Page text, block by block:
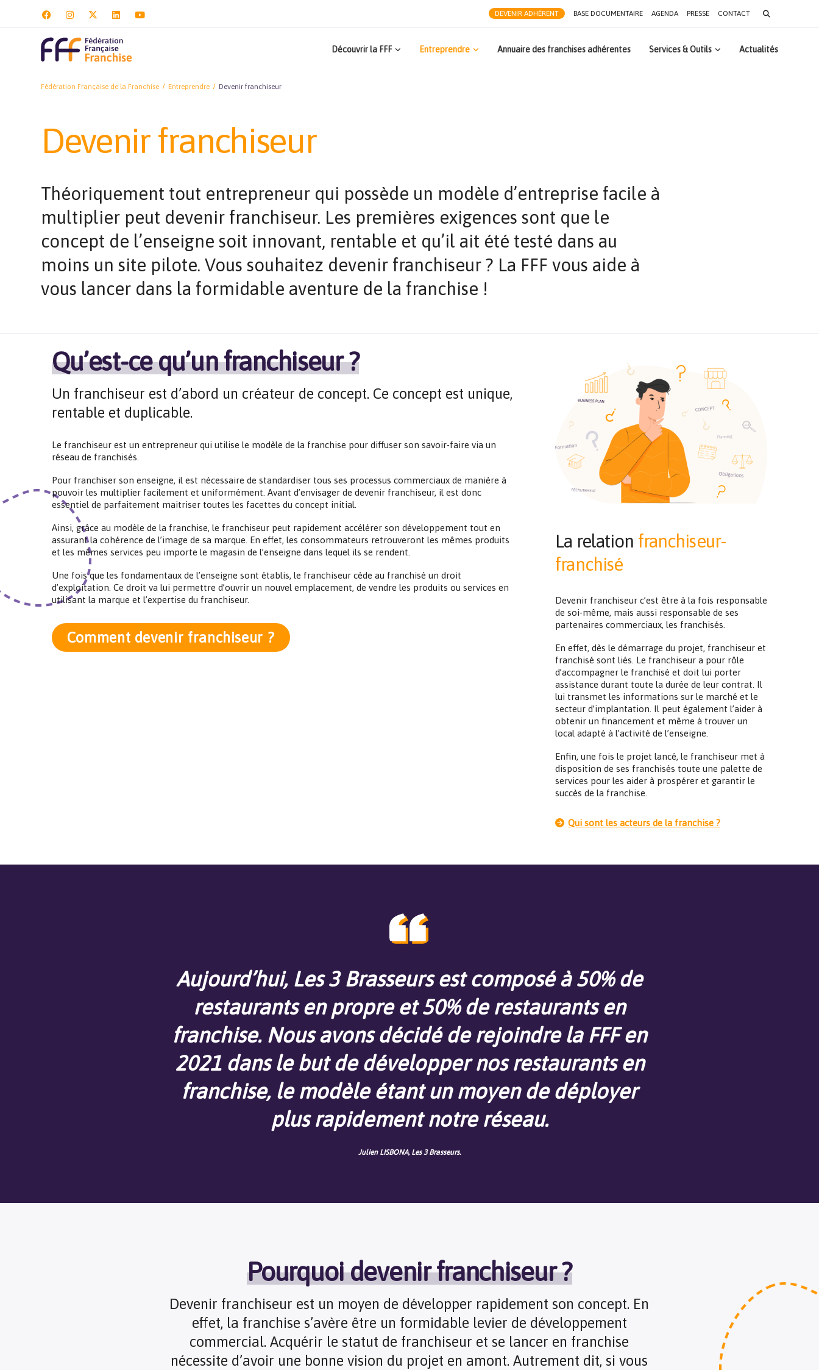
DEVENIR ADHÉRENT BASE DOCUMENTAIRE AGENDA PRESSE CONTACT
Search
for:
Découvrir la FFF Entreprendre Annuaire des franchises adhérentes Services & Outils Actualités
Fédération Française de la Franchise Entreprendre Devenir franchiseur
Devenir franchiseur
Théoriquement tout entrepreneur qui possède un modèle d’entreprise facile à
multiplier peut devenir franchiseur. Les premières exigences sont que le
concept de l’enseigne soit innovant, rentable et qu’il ait été testé dans au
moins un site pilote. Vous souhaitez devenir franchiseur ? La FFF vous aide à
vous lancer dans la formidable aventure de la franchise !
Qu’est-ce qu’un franchiseur ?
Un franchiseur est d’abord un créateur de concept. Ce concept est unique,
rentable et duplicable.
Le franchiseur est un entrepreneur qui utilise le modèle de la franchise pour diffuser son savoir-faire via un
réseau de franchisés.
Pour franchiser son enseigne, il est nécessaire de standardiser tous ses processus commerciaux de manière à
pouvoir les multiplier facilement et uniformément. Avant d’envisager de devenir franchiseur, il est donc
essentiel de parfaitement maitriser toutes les facettes du concept initial.
Ainsi, grâce au modèle de la franchise, le franchiseur peut rapidement accélérer son développement tout en
assurant la cohérence de l’image de sa marque. En effet, les consommateurs retrouveront les mêmes produits
et les mêmes services peu importe le magasin de l’enseigne dans lequel ils se rendent.
Une fois que les fondamentaux de l’enseigne sont établis, le franchiseur cède au franchisé un droit
d’exploitation. Ce droit va lui permettre d’ouvrir un nouvel emplacement, de vendre les produits ou services en
utilisant la marque et l’expertise du franchiseur.
Comment devenir franchiseur ?
La relation franchiseur-
franchisé
Devenir franchiseur c’est être à la fois responsable
de soi-même, mais aussi responsable de ses
partenaires commerciaux, les franchisés.
En effet, dès le démarrage du projet, franchiseur et
franchisé sont liés. Le franchiseur a pour rôle
d’accompagner le franchisé et doit lui porter
assistance durant toute la durée de leur contrat. Il
lui transmet les informations sur le marché et le
secteur d’implantation. Il peut également l’aider à
obtenir un financement et même à trouver un
local adapté à l’activité de l’enseigne.
Enfin, une fois le projet lancé, le franchiseur met à
disposition de ses franchisés toute une palette de
services pour les aider à prospérer et garantir le
succès de la franchise.
Qui sont les acteurs de la franchise ?
Aujourd’hui, Les 3 Brasseurs est composé à 50% de
restaurants en propre et 50% de restaurants en
franchise. Nous avons décidé de rejoindre la FFF en
2021 dans le but de développer nos restaurants en
franchise, le modèle étant un moyen de déployer
plus rapidement notre réseau.
Julien LISBONA, Les 3 Brasseurs.
Pourquoi devenir franchiseur ?
Devenir franchiseur est un moyen de développer rapidement son concept. En
effet, la franchise s’avère être un formidable levier de développement
commercial. Acquérir le statut de franchiseur et se lancer en franchise
nécessite d’avoir une bonne vision du projet en amont. Autrement dit, si vous